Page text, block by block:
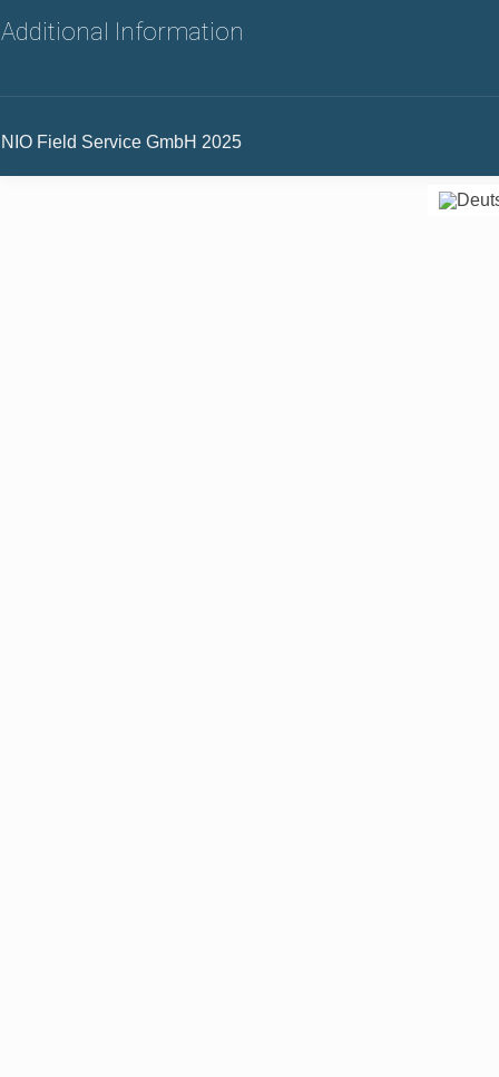
Additional Information
NIO Field Service GmbH 2025